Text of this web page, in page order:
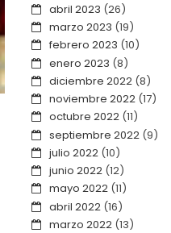
abril 2023 (26)
marzo 2023 (19)
febrero 2023 (10)
enero 2023 (8)
diciembre 2022(8)
noviembre 2022(17)
octubre 2022(11)
septiembre 2022(9)
julio 2022(10)
junio 2022(12)
mayo 2022(11)
abril 2022(16)
marzo 2022(13)